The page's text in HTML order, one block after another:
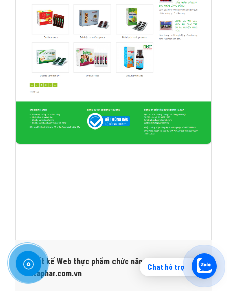
Thiết kế Web thực phẩm chức năng
hataphar.com.vn
Chat hỗ trợ